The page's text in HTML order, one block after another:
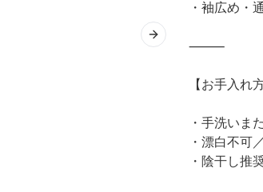
Next slide
・袖広め・
⸻
【お手入れ
・手洗いま
・漂白不可
・陰干し推